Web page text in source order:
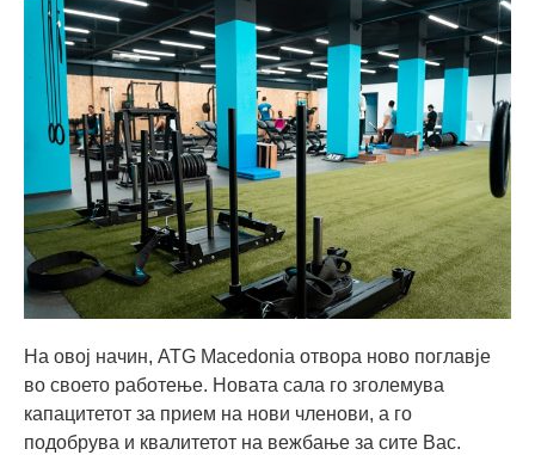
На овој начин, ATG Macedonia отвора ново поглавје
во своето работење. Новата сала го зголемува
капацитетот за прием на нови членови, а го
подобрува и квалитетот на вежбање за сите Вас.